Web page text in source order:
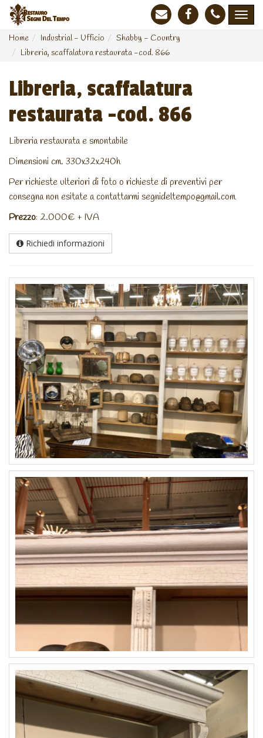
Home Industrial - Ufficio
Shabby - Country
Libreria, scaffalatura restaurata -cod. 866
Libreria, scaffalatura
restaurata -cod. 866
Libreria restaurata e smontabile
Dimensioni cm. 330x32x240h
Per richieste ulteriori di foto o richieste di preventivi per
consegna non esitate a contattarmi segnideltempo@gmail.com
Prezzo: 2.000€ + IVA
Richiedi informazioni